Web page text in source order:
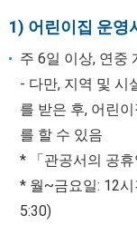
1) 어린이집 운영
주 6일 이상, 연중
- 다만, 지역 및 시
를 받은 후, 어린
를 할 수 있음
* 「관공서의 공
* 월~금요일: 12
5:30)